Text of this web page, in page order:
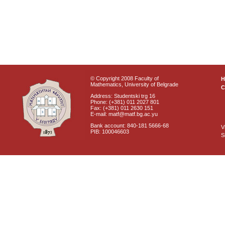
© Copyright 2008 Faculty of
Mathematics, University of Belgrade
Address: Studentski trg 16
Phone: (+381) 011 2027 801
Fax: (+381) 011 2630 151
E-mail: matf@matf.bg.ac.yu
Bank account: 840-181 5666-68
PIB: 100046603